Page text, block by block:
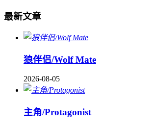
最新文章
狼伴侣/Wolf Mate
2026-08-05
主角/Protagonist